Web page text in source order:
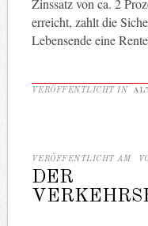
Zinssatz von ca. 2
erreicht, zahlt die
Lebensende eine
VERÖFFENTLICHT IN
VERÖFFENTLICHT AM
DER